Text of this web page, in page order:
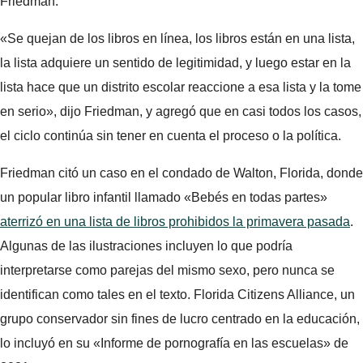
«Se quejan de los libros en línea, los libros están en una lista,
la lista adquiere un sentido de legitimidad, y luego estar en la
lista hace que un distrito escolar reaccione a esa lista y la tome
en serio», dijo Friedman, y agregó que en casi todos los casos,
el ciclo continúa sin tener en cuenta el proceso o la política.
Friedman citó un caso en el condado de Walton, Florida, donde
un popular libro infantil llamado «Bebés en todas partes»
aterrizó en una lista de libros prohibidos la primavera pasada.
Algunas de las ilustraciones incluyen lo que podría
interpretarse como parejas del mismo sexo, pero nunca se
identifican como tales en el texto. Florida Citizens Alliance, un
grupo conservador sin fines de lucro centrado en la educación,
lo incluyó en su «Informe de pornografía en las escuelas» de